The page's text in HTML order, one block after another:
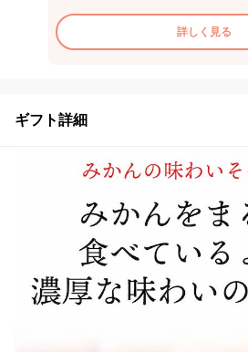
詳しく見る
ギフト詳細